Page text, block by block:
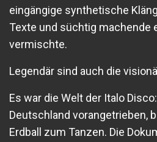
eingängige synthetische
Texte und süchtig machende
vermischte.
Legendär sind auch die
Es war die Welt der Italo
Deutschland vorangetrieben,
Erdball zum Tanzen. Die